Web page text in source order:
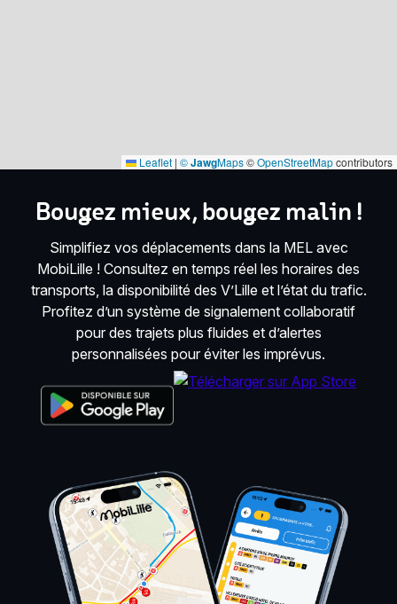
Leaflet | ©JawgMaps©OpenStreetMapcontributors
Bougez mieux, bougez malin !
Simplifiez vos déplacements dans la MEL avec
MobiLille ! Consultez en temps réel les horaires des
transports, la disponibilité des V’Lille et l’état du trafic.
Profitez d’un système de signalement collaboratif
pour des trajets plus fluides et d’alertes
personnalisées pour éviter les imprévus.